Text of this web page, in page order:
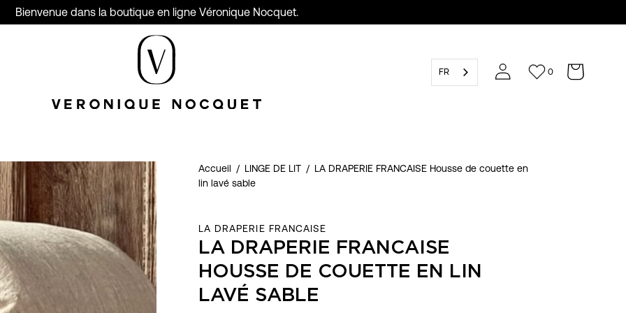
Bienvenue dans la boutique en ligne Véronique Nocquet.
FR 0
Accueil / LINGE DE LIT / LA DRAPERIE FRANCAISE Housse de couette en
lin lavé sable
LA DRAPERIE FRANCAISE
LA DRAPERIE FRANCAISE
HOUSSE DE COUETTE EN LIN
LAVÉ SABLE